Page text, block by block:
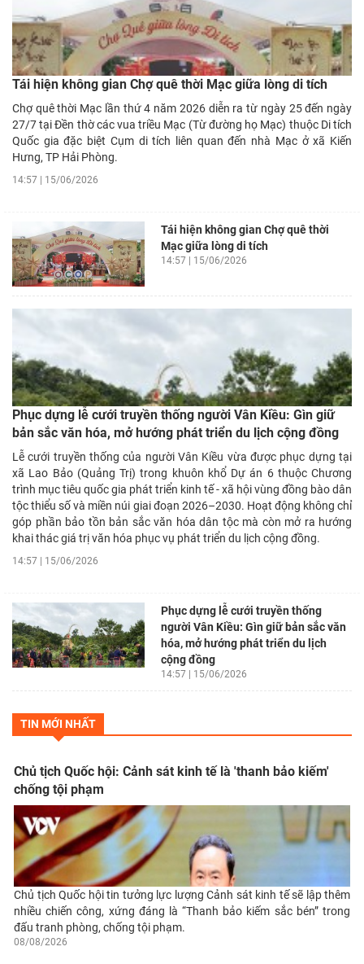
Tái hiện không gian Chợ quê thời Mạc giữa lòng di tích
Chợ quê thời Mạc lần thứ 4 năm 2026 diễn ra từ ngày 25 đến ngày
27/7 tại Đền thờ các vua triều Mạc (Từ đường họ Mạc) thuộc Di tích
Quốc gia đặc biệt Cụm di tích liên quan đến nhà Mạc ở xã Kiến
Hưng, TP Hải Phòng.
14:57 | 15/06/2026
Tái hiện không gian Chợ quê thời
Mạc giữa lòng di tích
14:57 | 15/06/2026
Phục dựng lễ cưới truyền thống người Vân Kiều: Gìn giữ
bản sắc văn hóa, mở hướng phát triển du lịch cộng đồng
Lễ cưới truyền thống của người Vân Kiều vừa được phục dựng tại
xã Lao Bảo (Quảng Trị) trong khuôn khổ Dự án 6 thuộc Chương
trình mục tiêu quốc gia phát triển kinh tế - xã hội vùng đồng bào dân
tộc thiểu số và miền núi giai đoạn 2026–2030. Hoạt động không chỉ
góp phần bảo tồn bản sắc văn hóa dân tộc mà còn mở ra hướng
khai thác giá trị văn hóa phục vụ phát triển du lịch cộng đồng.
14:57 | 15/06/2026
Phục dựng lễ cưới truyền thống
người Vân Kiều: Gìn giữ bản sắc văn
hóa, mở hướng phát triển du lịch
cộng đồng
14:57 | 15/06/2026
TIN MỚI NHẤT
Chủ tịch Quốc hội: Cảnh sát kinh tế là 'thanh bảo kiếm'
chống tội phạm
Chủ tịch Quốc hội tin tưởng lực lượng Cảnh sát kinh tế sẽ lập thêm
nhiều chiến công, xứng đáng là “Thanh bảo kiếm sắc bén” trong
đấu tranh phòng, chống tội phạm.
08/08/2026